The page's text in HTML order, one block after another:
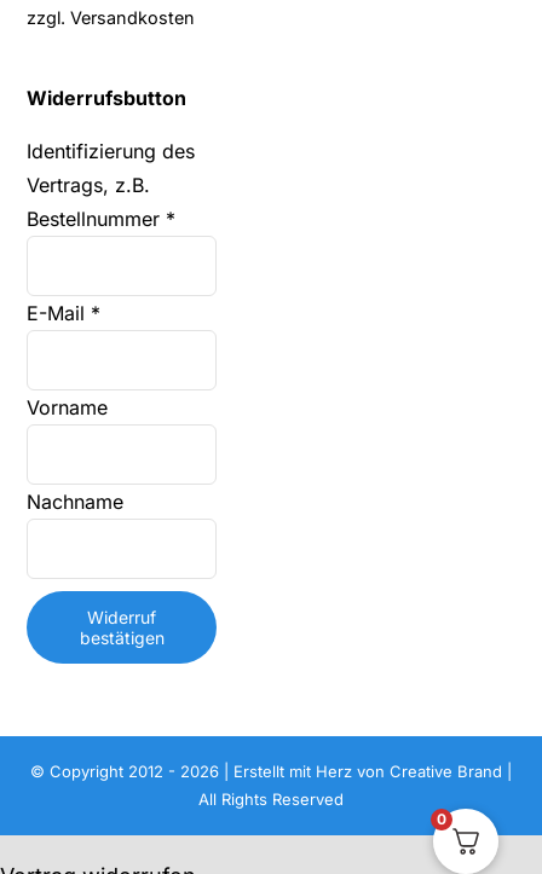
zzgl.Versandkosten
Widerrufsbutton
Identifizierung des
Vertrags, z.B.
Bestellnummer *
E-Mail *
E-
(wiederholen)
Vorname
Nachname
Widerruf
bestätigen
© Copyright 2012 - 2026 | Erstellt mit Herz von Creative Brand
All Rights Reserved
0